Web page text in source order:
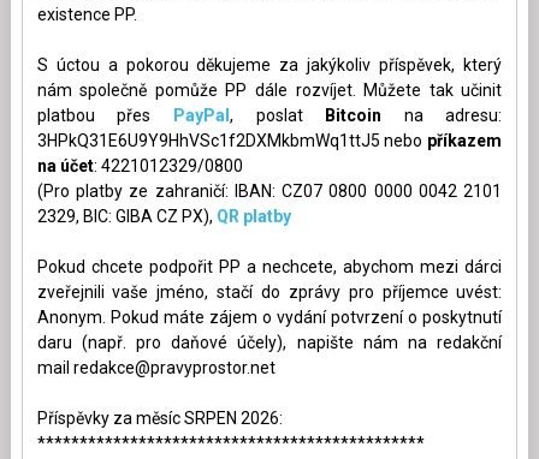
existence PP.
S úctou a pokorou děkujeme za jakýkoliv příspěvek, který
nám společně pomůže PP dále rozvíjet. Můžete tak učinit
platbou přes
PayPal , poslat Bitcoin na adresu:
3HPkQ31E6U9Y9HhVSc1f2DXMkbmWq1ttJ5 nebo příkazem
na účet: 4221012329/0800
(Pro platby ze zahraničí: IBAN: CZ07 0800 0000 0042 2101
2329, BIC: GIBA CZ PX), QR platby
Pokud chcete podpořit PP a nechcete, abychom mezi dárci
zveřejnili vaše jméno, stačí do zprávy pro příjemce uvést:
Anonym. Pokud máte zájem o vydání potvrzení o poskytnutí
daru (např. pro daňové účely), napište nám na redakční
mail redakce@pravyprostor.net
Příspěvky za měsíc SRPEN 2026:
**********************************************